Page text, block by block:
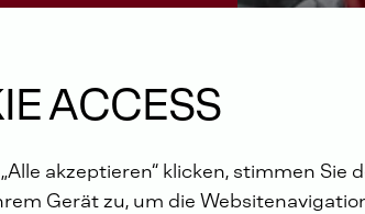
ACCESS
akzeptieren“ klicken, stimmen Sie
Gerät zu, um die